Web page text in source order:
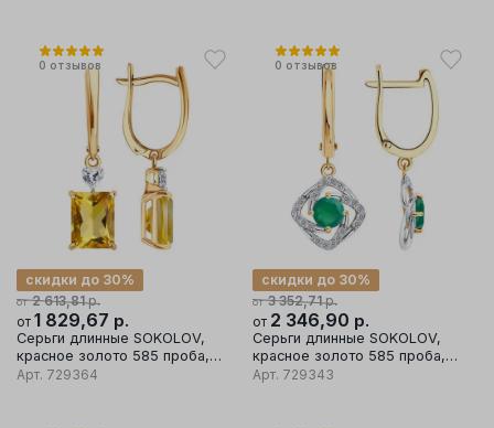
0 отзывов
от 2 613,81р.
скидки до 30%
от 1 829,67 р.
Серьги длинные SOKOLOV,
красное золото 585 проба,
вставка фианит/цитрин
Арт. 729364
0 отзывов
от 3 352,71р.
скидки до 30%
от 2 346,90 р.
Серьги длинные SOKOLOV,
красное золото 585 проба,
вставка фианит/агат
Арт. 729343